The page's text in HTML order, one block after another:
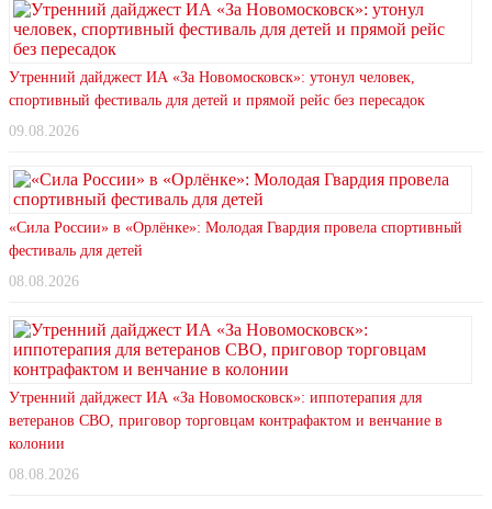
Утренний дайджест ИА «За Новомосковск»: утонул человек,
спортивный фестиваль для детей и прямой рейс без пересадок
09.08.2026
«Сила России» в «Орлёнке»: Молодая Гвардия провела спортивный
фестиваль для детей
08.08.2026
Утренний дайджест ИА «За Новомосковск»: иппотерапия для
ветеранов СВО, приговор торговцам контрафактом и венчание в
колонии
08.08.2026